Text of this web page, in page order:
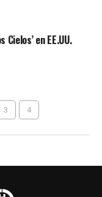
Cielos’ en EE.UU.
3 4